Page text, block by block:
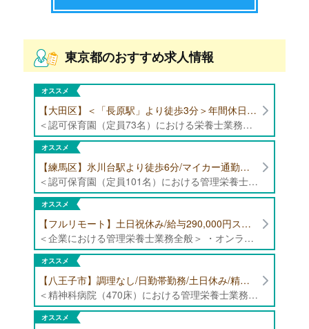
東京都のおすすめ求人情報
オススメ
【大田区】＜「長原駅」より徒歩3分＞年間休日120日以上/最大10連休取得可能/日勤帯勤務のみ 認可保育園（定員73名）にて、栄養士の募集！
＜認可保育園（定員73名）における栄養士業務全般＞ ・調理（朝おやつ・給食・おやつ・補食） ・盛付け、片づけ ・食育、保育室への給食ラウンド、事務業務 ・調理室のお掃除、備蓄の確認、発注など ※定員:73名(0歳児6名、1歳歳児10名、2歳児12名、3歳-5歳児各15名)
オススメ
【練馬区】氷川台駅より徒歩6分/マイカー通勤可能/年間休日120日/賞与高水準 認可保育園（定員101名）にて管理栄養士・栄養士・調理師募集！
＜認可保育園（定員101名）における管理栄養士・栄養士・調理師業務全般＞ ・調理業務全般 ・離乳食、アレルギー除去食対応 ・食育活動
オススメ
【フルリモート】土日祝休み/給与290,000円スタート/残業少なめ 企業にて管理栄養士の募集！
＜企業における管理栄養士業務全般＞ ・オンラインでの栄養指導業務 ・サービス（生活習慣病重症化予防）の品質管理 ・専用アプリを通じたチャットでの栄養指導業務 ※フルリモートにて勤務可能です。 【応募条件】特定保健指導もしくは病院での栄養指導3年以上
オススメ
【八王子市】調理なし/日勤帯勤務/土日休み/精神科病院（470床）にて管理栄養士募集！
＜精神科病院（470床）における管理栄養士業務全般＞ ・入院患者様の栄養管理、栄養評価 ・栄養指導 ・献立内容の確認、食数管理 ・食札管理、食事内容の確認 ・各種書類作成、データ入力 ・その他、栄養科業務全般 ・ミールラウンドやイベントメニューの企画等 ※病床数:精神科385床、内科85床
オススメ